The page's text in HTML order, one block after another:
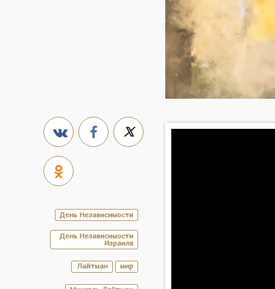
День Независимости
День Независимости
Израиля
Лайтман мир